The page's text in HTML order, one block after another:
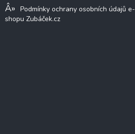
Podmínky ochrany osobních údajů e-
shopu Zubáček.cz